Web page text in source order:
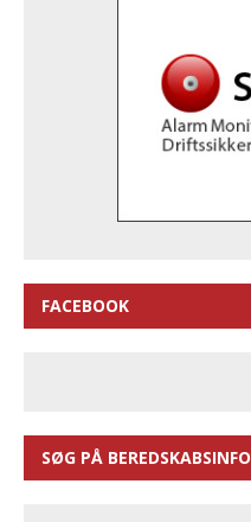
FACEBOOK
SØG PÅ BEREDSKABSINFO